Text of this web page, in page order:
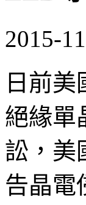
2015-
日前美
絕緣單
訟，美
告晶電